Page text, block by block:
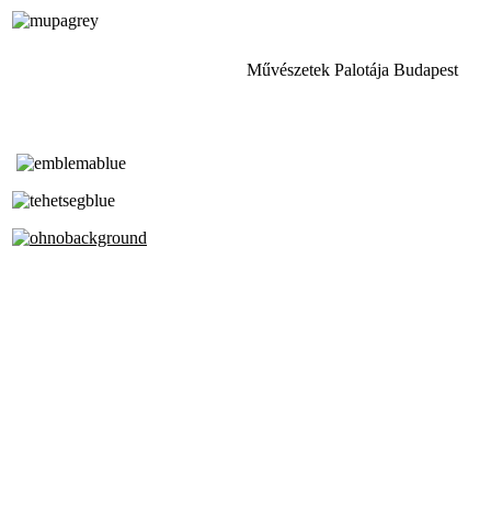
Művészetek Palotája Budapest